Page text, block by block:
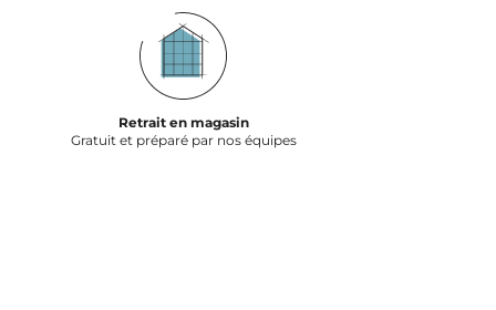
Retrait en magasin
Gratuit et préparé par nos équipes